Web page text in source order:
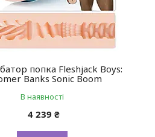
попка Fleshjack Boys:
Banks Sonic Boom
В наявності
4 239 ₴